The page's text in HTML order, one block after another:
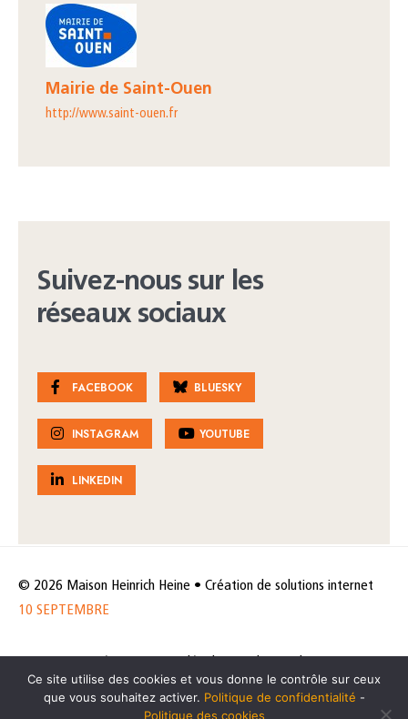
Mairie de Saint-Ouen
http://www.saint-ouen.fr
Suivez-nous sur les
réseaux sociaux
FACEBOOK BLUESKY
INSTAGRAM YOUTUBE
LINKEDIN
© 2026 Maison Heinrich Heine • Création de solutions internet
10 SEPTEMBRE
de données
Politique des cookies
Ce site utilise des cookies et vous donne le contrôle sur ceux
que vous souhaitez activer. Politique de confidentialité -
Politique des cookies